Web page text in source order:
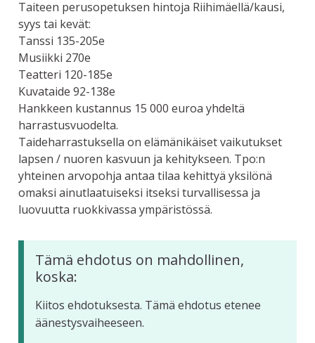
Taiteen perusopetuksen hintoja Riihimäellä/kausi,
syys tai kevät:
Tanssi 135-205e
Musiikki 270e
Teatteri 120-185e
Kuvataide 92-138e
Hankkeen kustannus 15 000 euroa yhdeltä
harrastusvuodelta.
Taideharrastuksella on elämänikäiset vaikutukset
lapsen / nuoren kasvuun ja kehitykseen. Tpo:n
yhteinen arvopohja antaa tilaa kehittyä yksilönä
omaksi ainutlaatuiseksi itseksi turvallisessa ja
luovuutta ruokkivassa ympäristössä.
Tämä ehdotus on mahdollinen,
koska:
Kiitos ehdotuksesta. Tämä ehdotus etenee
äänestysvaiheeseen.